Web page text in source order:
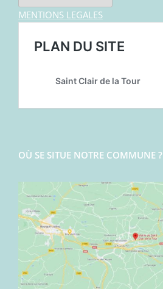
MENTIONS LEGALES
OÙ SE SITUE NOTRE COMMUNE ?